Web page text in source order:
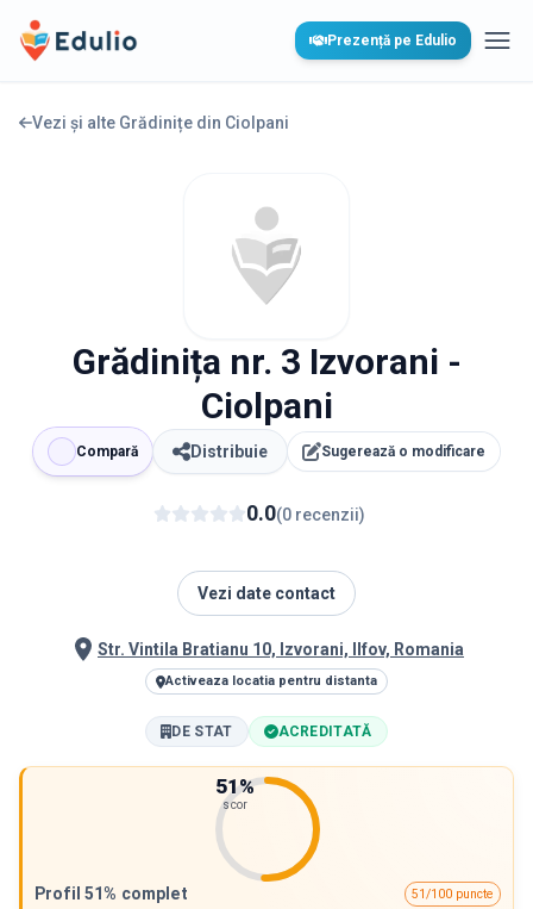
Edulio Prezență pe Edulio
Vezi și alte Grădinițe din Ciolpani
Grădinița nr. 3 Izvorani -
Ciolpani
Compară Distribuie Sugerează o modificare
0.0(0 recenzii)
Vezi date contact
Str. Vintila Bratianu 10, Izvorani, Ilfov, Romania
Activeaza locatia pentru distanta
DE STAT ACREDITATĂ
51%
scor
Profil 51% complet
51/100 puncte